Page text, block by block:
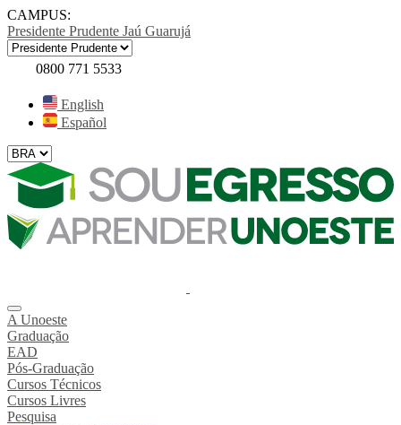
CAMPUS:
Presidente Prudente Jaú Guarujá
0800 771 5533
English
Español
A Unoeste
Graduação
EAD
Pós-Graduação
Cursos Técnicos
Cursos Livres
Pesquisa